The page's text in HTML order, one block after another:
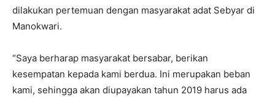
dilakukan pertemuan dengan masyarakat adat Sebyar di
Manokwari.
“Saya berharap masyarakat bersabar, berikan
kesempatan kepada kami berdua. Ini merupakan beban
kami, sehingga akan diupayakan tahun 2019 harus ada